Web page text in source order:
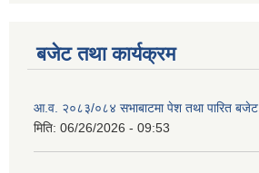
बजेट तथा कार्यक्रम
आ.व. २०८३/०८४ सभाबाटमा पेश तथा पारित बजेट
मिति: 06/26/2026 - 09:53